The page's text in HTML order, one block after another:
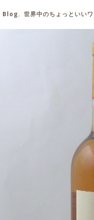
Blog, 世界中のちょっといい